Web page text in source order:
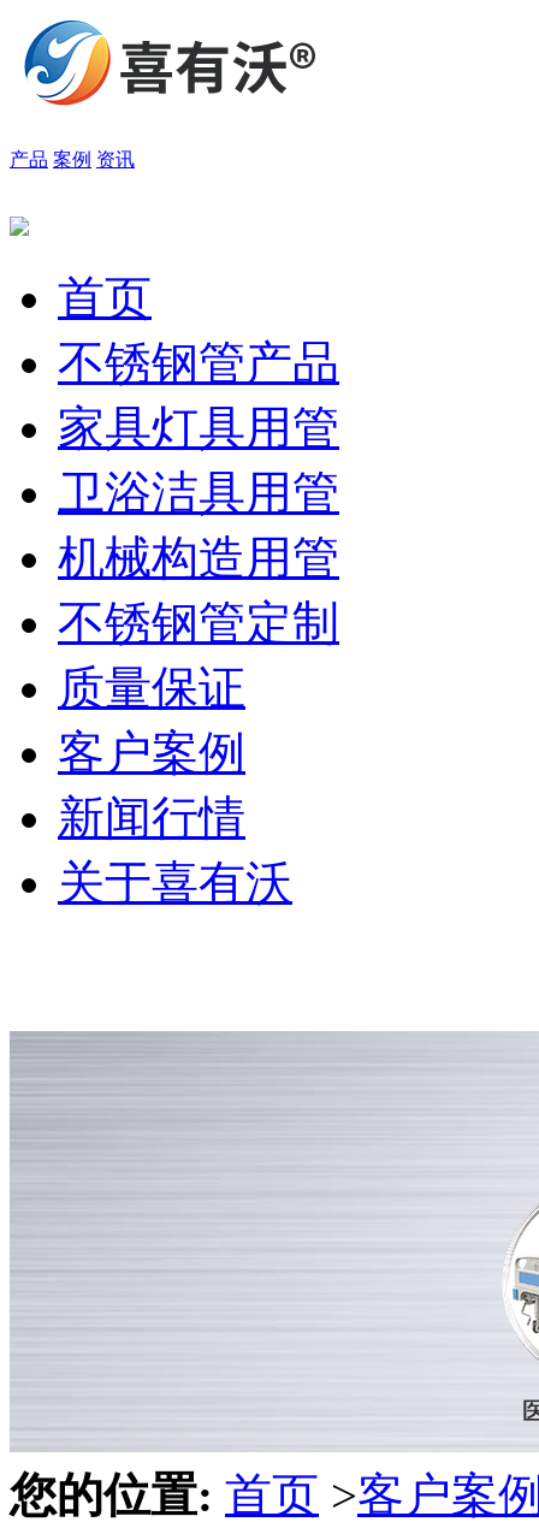
产品 案例 资讯
首页
不锈钢管产品
家具灯具用管
卫浴洁具用管
机械构造用管
不锈钢管定制
质量保证
客户案例
新闻行情
关于喜有沃
您的位置: 首页 >客户案